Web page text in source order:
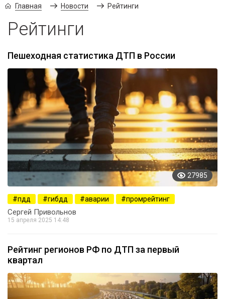
Главная Новости Рейтинги
Рейтинги
Пешеходная статистика ДТП в России
27985
пдд гибдд аварии промрейтинг
Сергей Привольнов
15 апреля 2025 14:48
Рейтинг регионов РФ по ДТП за первый
квартал